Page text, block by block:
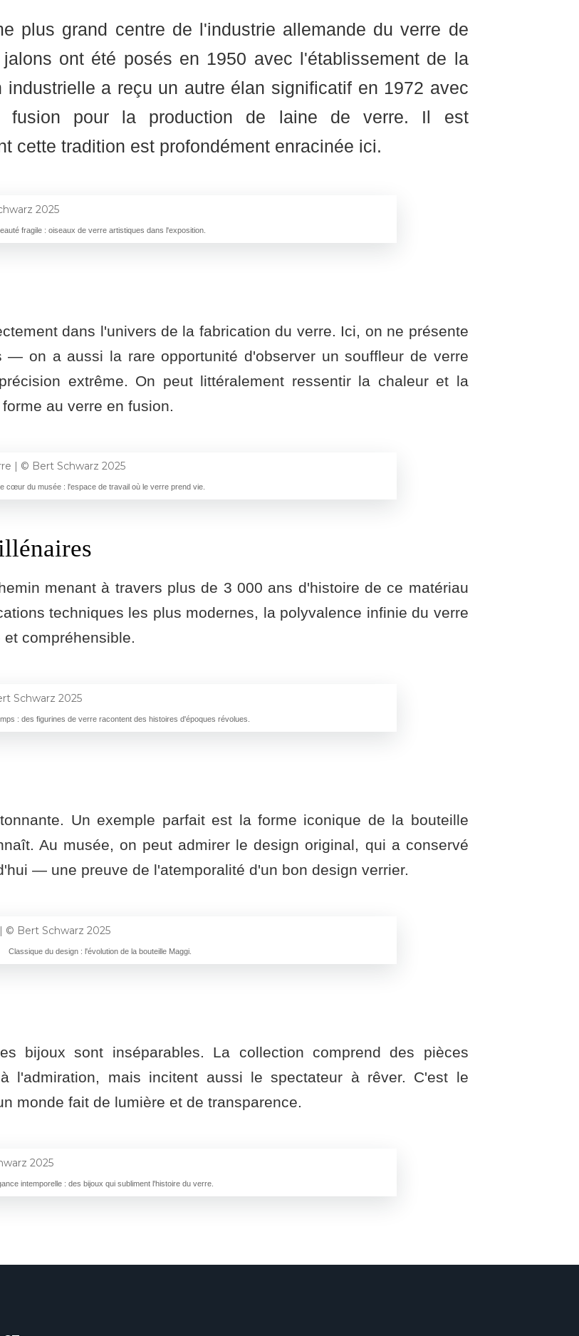
plus grand centre de l'industrie allemande du verre de
ont été posés en 1950 avec l'établissement de la
industrielle a reçu un autre élan significatif en 1972 avec
fusion pour la production de laine de verre. Il est
cette tradition est profondément enracinée ici.
fragile : oiseaux de verre artistiques dans l'exposition.
dans l'univers de la fabrication du verre. Ici, on ne présente
on a aussi la rare opportunité d'observer un souffleur de verre
extrême. On peut littéralement ressentir la chaleur et la
au verre en fusion.
cœur du musée : l'espace de travail où le verre prend vie.
menant à travers plus de 3 000 ans d'histoire de ce matériau
techniques les plus modernes, la polyvalence infinie du verre
compréhensible.
: des figurines de verre racontent des histoires d'époques révolues.
Un exemple parfait est la forme iconique de la bouteille
Au musée, on peut admirer le design original, qui a conservé
— une preuve de l'atemporalité d'un bon design verrier.
Classique du design : l'évolution de la bouteille Maggi.
bijoux sont inséparables. La collection comprend des pièces
l'admiration, mais incitent aussi le spectateur à rêver. C'est le
monde fait de lumière et de transparence.
intemporelle : des bijoux qui subliment l'histoire du verre.